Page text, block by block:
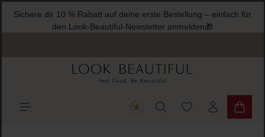
springen
Sichere dir 10 % Rabatt auf deine erste Bestellung – einfach für
den Look-Beautiful-Newsletter anmelden🎁
Du hast 0